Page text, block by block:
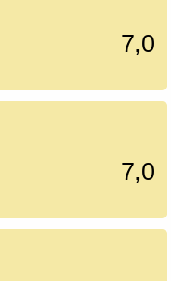
7,0
7,0